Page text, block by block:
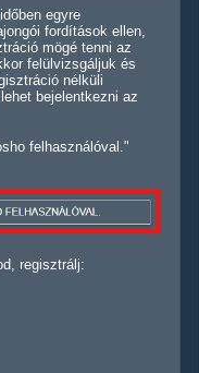
egyre
fordítások ellen,
mögé tenni az
felülvizsgáljuk és
nélküli
bejelentkezni az
felhasználóval."
regisztrálj: